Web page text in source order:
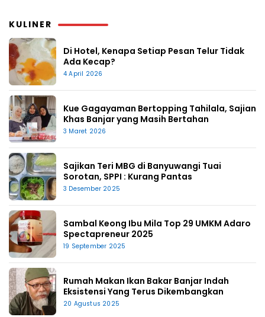
KULINER
Di Hotel, Kenapa Setiap Pesan Telur Tidak
Ada Kecap?
4 April 2026
Kue Gagayaman Bertopping Tahilala, Sajian
Khas Banjar yang Masih Bertahan
3 Maret 2026
Sajikan Teri MBG di Banyuwangi Tuai
Sorotan, SPPI : Kurang Pantas
3 Desember 2025
Sambal Keong Ibu Mila Top 29 UMKM Adaro
Spectapreneur 2025
19 September 2025
Rumah Makan Ikan Bakar Banjar Indah
Eksistensi Yang Terus Dikembangkan
20 Agustus 2025